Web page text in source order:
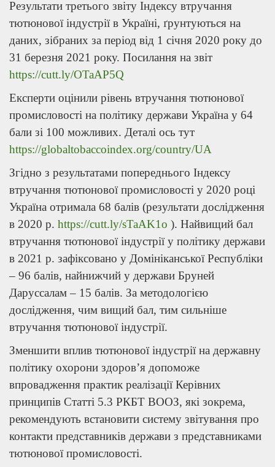
Результати третього звіту Індексу втручання
тютюнової індустрії в Україні, ґрунтуються на
даних, зібраних за період від 1 січня 2020 року до
31 березня 2021 року. Посилання на звіт
https://cutt.ly/OTaAP5Q
Експерти оцінили рівень втручання тютюнової
промисловості на політику держави Україна у 64
бали зі 100 можливих. Деталі ось тут
https://globaltobaccoindex.org/country/UA
Згідно з результатами попереднього Індексу
втручання тютюнової промисловості у 2020 році
Україна отримала 68 балів (результати дослідження
в 2020 р. https://cutt.ly/sTaAK1o ). Найвищий бал
втручання тютюнової індустрії у політику держави
в 2021 р. зафіксовано у Домініканської Республіки
– 96 балів, найнижчий у держави Бруней
Даруссалам – 15 балів. За методологією
дослідження, чим вищий бал, тим сильніше
втручання тютюнової індустрії.
Зменшити вплив тютюнової індустрії на державну
політику охорони здоров’я допоможе
впровадження практик реалізації Керівних
принципів Статті 5.3 РКБТ ВООЗ, які зокрема,
рекомендують встановити систему звітування про
контакти представників держави з представниками
тютюнової промисловості.